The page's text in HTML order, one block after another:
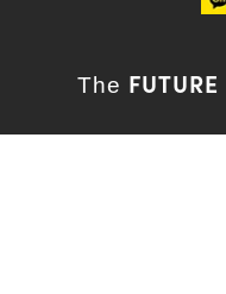
The FUTURE